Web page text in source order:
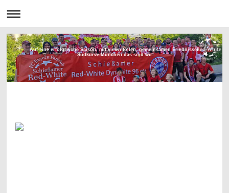
Auf eine erfolgreiche Saison, mit vielen tollen, gemeinsamen Erlebnissen.
Südkurve München das sind wir.